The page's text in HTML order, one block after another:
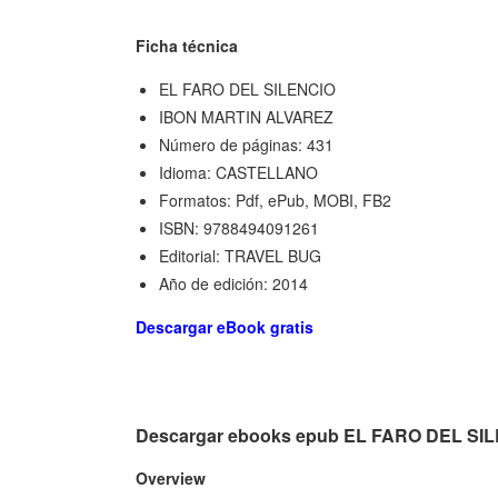
Ficha técnica
EL FARO DEL SILENCIO
IBON MARTIN ALVAREZ
Número de páginas: 431
Idioma: CASTELLANO
Formatos: Pdf, ePub, MOBI, FB2
ISBN: 9788494091261
Editorial: TRAVEL BUG
Año de edición: 2014
Descargar eBook gratis
Descargar ebooks epub EL FARO DEL
Overview